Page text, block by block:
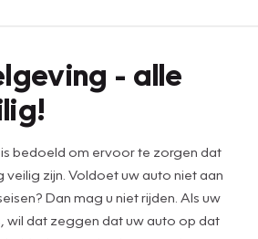
- alle
bedoeld om ervoor te zorgen dat
veilig zijn. Voldoet uw auto niet aan
Dan mag u niet rijden. Als uw
wil dat zeggen dat uw auto op dat